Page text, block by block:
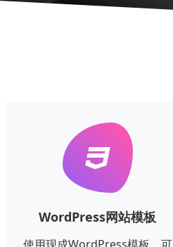
WordPress网站模板
使用现成WordPress模板，可